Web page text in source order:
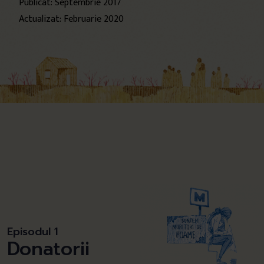
Actualizat: Februarie 2020
Episodul 1
Donatorii